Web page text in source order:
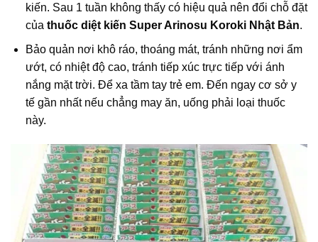
kiến. Sau 1 tuần không thấy có hiệu quả nên đổi chỗ đặt
của thuốc diệt kiến Super Arinosu Koroki Nhật Bản.
Bảo quản nơi khô ráo, thoáng mát, tránh những nơi ẩm
ướt, có nhiệt độ cao, tránh tiếp xúc trực tiếp với ánh
nắng mặt trời. Để xa tầm tay trẻ em. Đến ngay cơ sở y
tế gần nhất nếu chẳng may ăn, uống phải loại thuốc
này.